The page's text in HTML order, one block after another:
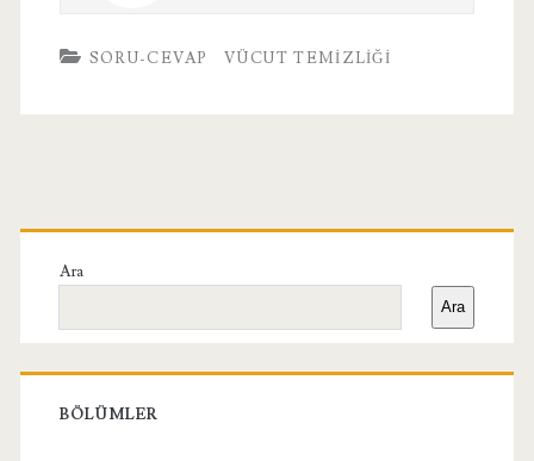
SORU-CEVAP VÜCUT TEMIZLIĞI
Birincil
Yan
Menü
Ara
Ara
BÖLÜMLER